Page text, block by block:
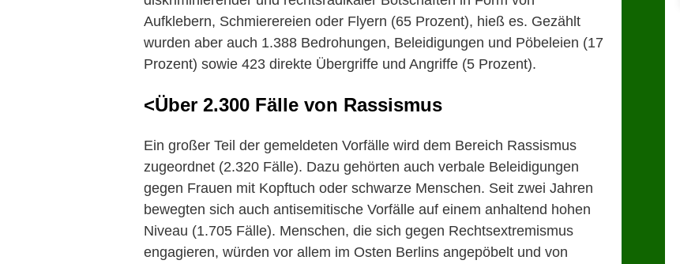
Aufklebern, Schmierereien oder Flyern (65 Prozent), hieß es. Gezählt
wurden aber auch 1.388 Bedrohungen, Beleidigungen und Pöbeleien (17
Prozent) sowie 423 direkte Übergriffe und Angriffe (5 Prozent).
<Über 2.300 Fälle von Rassismus
Ein großer Teil der gemeldeten Vorfälle wird dem Bereich Rassismus
zugeordnet (2.320 Fälle). Dazu gehörten auch verbale Beleidigungen
gegen Frauen mit Kopftuch oder schwarze Menschen. Seit zwei Jahren
bewegten sich auch antisemitische Vorfälle auf einem anhaltend hohen
Niveau (1.705 Fälle). Menschen, die sich gegen Rechtsextremismus
engagieren, würden vor allem im Osten Berlins angepöbelt und von